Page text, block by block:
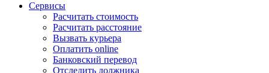
Сервисы
Расчитать стоимость
Расчитать расстояние
Вызвать курьера
Оплатить online
Банковский перевод
Отследить должника